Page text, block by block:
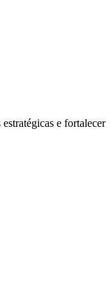
e fortalecer